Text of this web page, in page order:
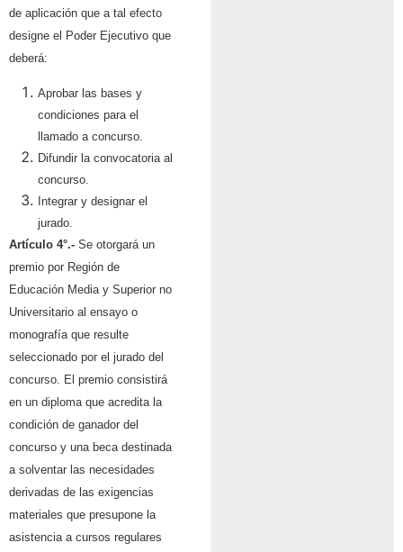
de aplicación que a tal efecto
designe el Poder Ejecutivo que
deberá:
Aprobar las bases y
condiciones para el
llamado a concurso.
Difundir la convocatoria al
concurso.
Integrar y designar el
jurado.
Artículo 4°.- Se otorgará un
premio por Región de
Educación Media y Superior no
Universitario al ensayo o
monografía que resulte
seleccionado por el jurado del
concurso. El premio consistirá
en un diploma que acredita la
condición de ganador del
concurso y una beca destinada
a solventar las necesidades
derivadas de las exigencias
materiales que presupone la
asistencia a cursos regulares